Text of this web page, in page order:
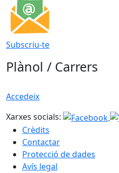
Subscriu-te
Plànol / Carrers
Accedeix
Xarxes socials:
Crèdits
Contactar
Protecció de dades
Avís legal